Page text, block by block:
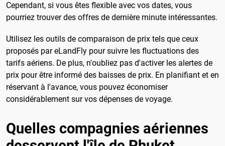
Cependant, si vous êtes flexible avec vos dates, vous
pourriez trouver des offres de dernière minute intéressantes.
Utilisez les outils de comparaison de prix tels que ceux
proposés par eLandFly pour suivre les fluctuations des
tarifs aériens. De plus, n'oubliez pas d'activer les alertes de
prix pour être informé des baisses de prix. En planifiant et en
réservant à l'avance, vous pouvez économiser
considérablement sur vos dépenses de voyage.
Quelles compagnies aériennes